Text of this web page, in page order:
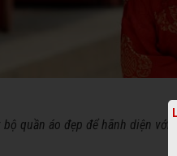
quần áo đẹp để hãnh diện